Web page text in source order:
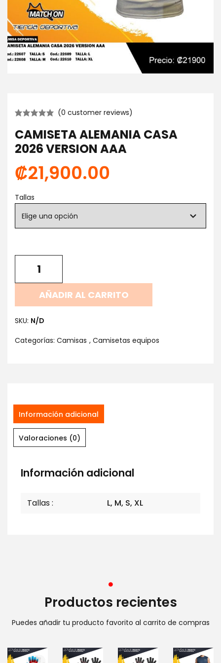
(0 customer reviews)
CAMISETA ALEMANIA CASA
2026 VERSION AAA
₡21,900.00
Tallas
AÑADIR AL CARRITO
SKU: N/D
Categorías: Camisas , Camisetas equipos
Información adicional
Valoraciones (0)
Información adicional
Tallas L, M, S, XL
Productos recientes
Puedes añadir tu producto favorito al carrito de compras